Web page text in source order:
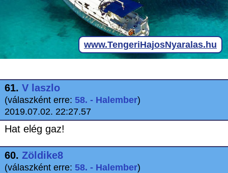
61. V laszlo
(válaszként erre: 58. - Halember)
2019.07.02. 22:27.57
Hat elég gaz!
60. Zöldike8
(válaszként erre: 58. - Halember)